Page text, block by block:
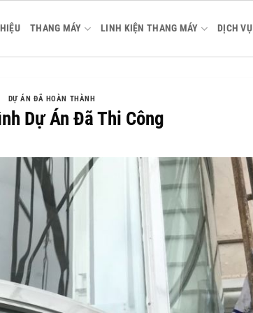
THANG MÁY LINH KIỆN THANG MÁY DỊCH VỤ
DỰ ÁN ĐÃ HOÀN THÀNH
Dự Án Đã Thi Công